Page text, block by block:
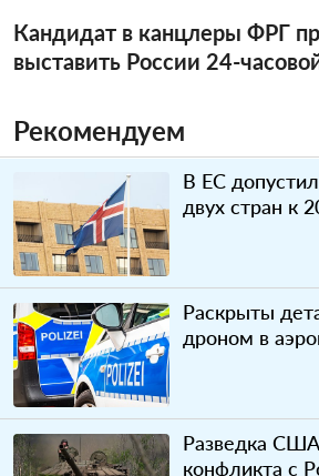
Кандидат в канцлеры ФРГ
выставить России 24-
Рекомендуем
В ЕС
двух стран к
Раскрыты
дроном в
Разведка США
конфликта с